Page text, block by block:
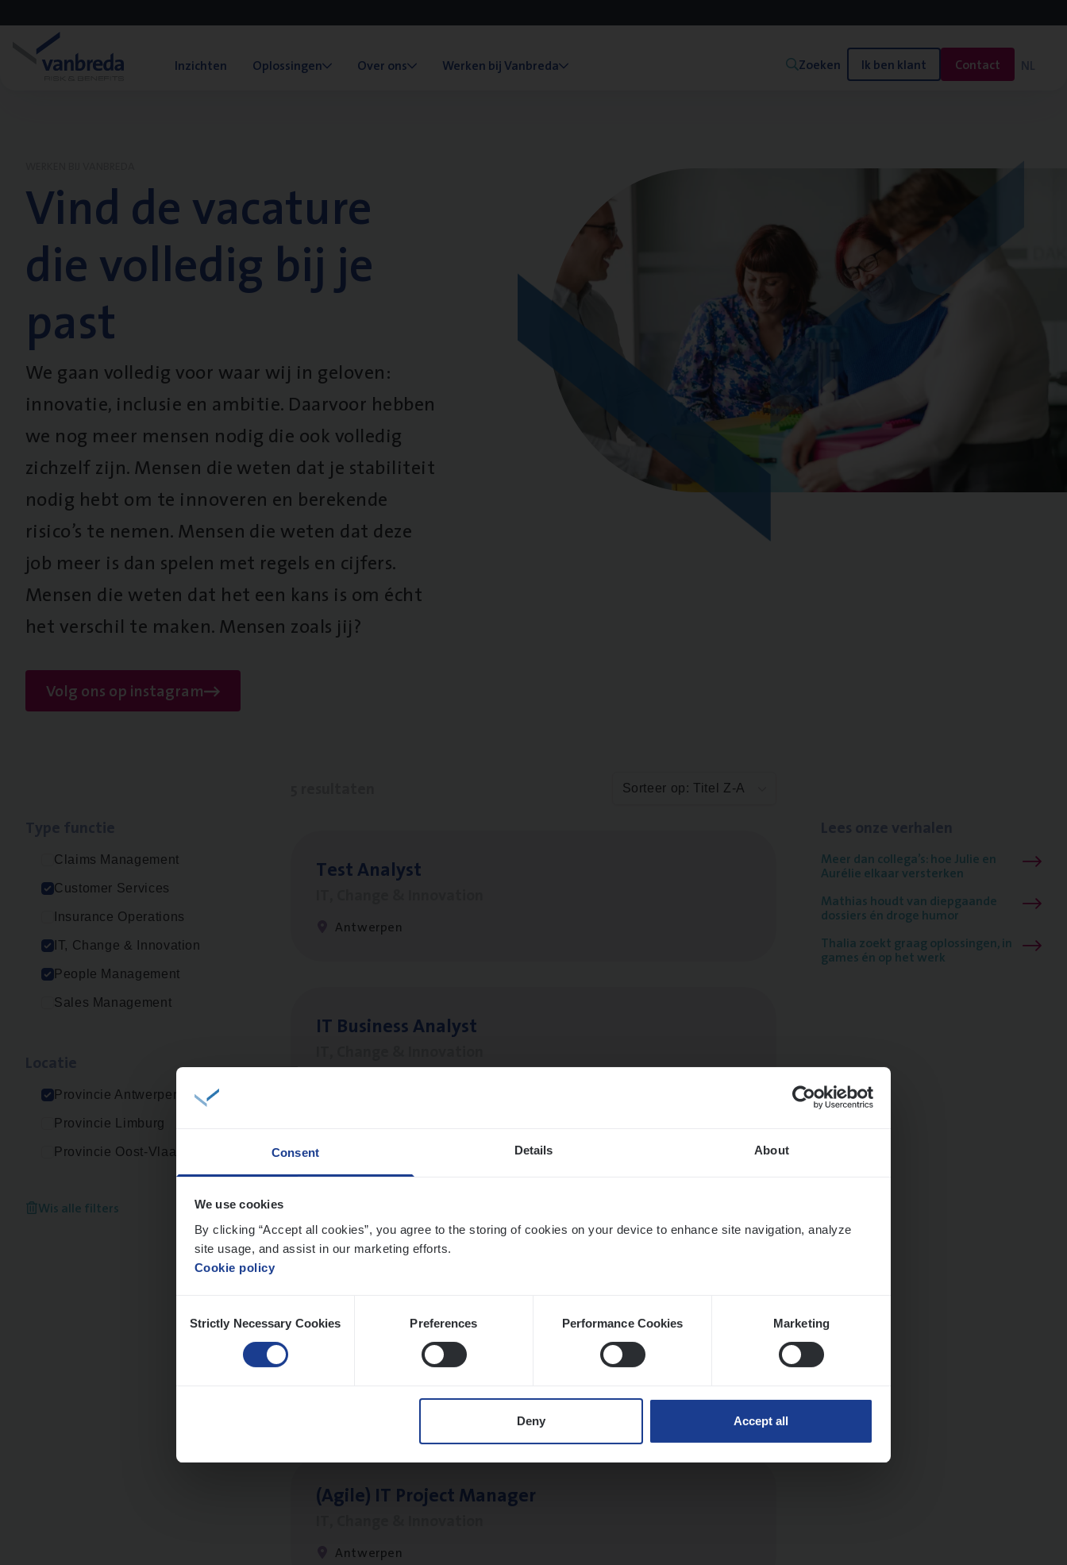
Consent Details About
We use cookies
By clicking “Accept all cookies”, you agree to the storing of cookies on your device to enhance site navigation, analyze
site usage, and assist in our marketing efforts.
Cookie policy
Selection
Strictly Necessary Cookies Preferences Performance Cookies Marketing
Deny Accept all
Inzichten Oplossingen Over ons Werken bij Vanbreda Zoeken Ik ben klant Contact NL
Vind de vacature
die volledig bij je
past
We gaan volledig voor waar wij in geloven:
innovatie, inclusie en ambitie. Daarvoor hebben
we nog meer mensen nodig die ook volledig
zichzelf zijn. Mensen die weten dat je stabiliteit
nodig hebt om te innoveren en berekende
risico’s te nemen. Mensen die weten dat deze
job meer is dan spelen met regels en cijfers.
Mensen die weten dat het een kans is om écht
het verschil te maken. Mensen zoals jij?
Volg ons op instagram
Claims Management
Customer Services
Insurance Operations
IT, Change & Innovation
People Management
Sales Management
Provincie Antwerpen
Provincie Limburg
Provincie Oost-Vlaanderen
Wis alle filters
Sorteer op: Titel Z-A
Test Ana­lyst
Antwerpen
IT Busi­ness Analyst
Cus­to­mer Care Expert Hospitalisatieverzekeringen
Antwerpen
Busi­ness Mana­ger Mari­ne Cargo
People Management, Sales Management
(Agi­le) IT Pro­ject Manager
Antwerpen
Meer dan collega’s: hoe Julie en
Aurélie elkaar versterken
Mathias houdt van diepgaande
dossiers én droge humor
Thalia zoekt graag oplossingen, in
games én op het werk